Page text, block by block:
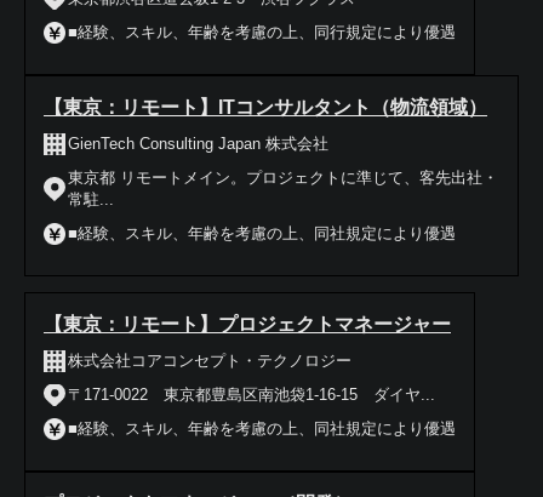
■経験、スキル、年齢を考慮の上、同行規定により優遇
【東京：リモート】ITコンサルタント（物流領域）
GienTech Consulting Japan 株式会社
東京都 リモートメイン。プロジェクトに準じて、客先出社・
常駐...
■経験、スキル、年齢を考慮の上、同社規定により優遇
【東京：リモート】プロジェクトマネージャー
株式会社コアコンセプト・テクノロジー
〒171-0022 東京都豊島区南池袋1-16-15 ダイヤ...
■経験、スキル、年齢を考慮の上、同社規定により優遇